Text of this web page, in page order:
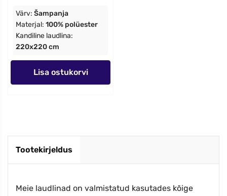
Värv: Šampanja
Materjal: 100% polüester
Kandiline laudlina:
220x220 cm
Lisa ostukorvi
Tootekirjeldus
Meie laudlinad on valmistatud kasutades kõige